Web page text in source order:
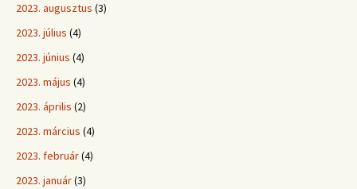
2023. augusztus (3)
2023. július (4)
2023. június (4)
2023. május (4)
2023. április (2)
2023. március (4)
2023. február(4)
2023. január(3)